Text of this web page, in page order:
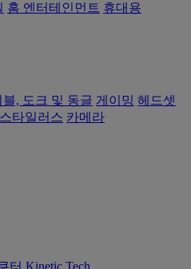
홈 엔터테인먼트 휴대용
블, 도크 및 동글 게이밍 헤드셋
타일러스 카메라
터 Kinetic Tech